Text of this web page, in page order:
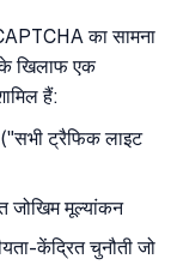
का सामना
खिलाफ एक
हैं:
ट्रैफिक लाइट
जोखिम मूल्यांकन
केंद्रित चुनौती जो